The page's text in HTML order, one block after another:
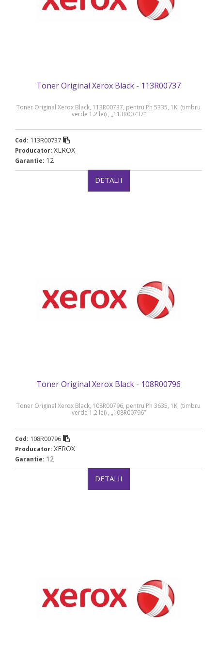
Toner Original Xerox Black - 113R00737
Toner Original Xerox Black, 113R00737, pentru Ph 5335, 1K, (timbru
verde 1.2 lei) , „113R00737”
Cod: 113R00737
Producator: XEROX
Garantie: 12
DETALII
Toner Original Xerox Black - 108R00796
Toner Original Xerox Black, 108R00796, pentru Ph 3635, 1K, (timbru
verde 1.2 lei) , „108R00796”
Cod: 108R00796
Producator: XEROX
Garantie: 12
DETALII